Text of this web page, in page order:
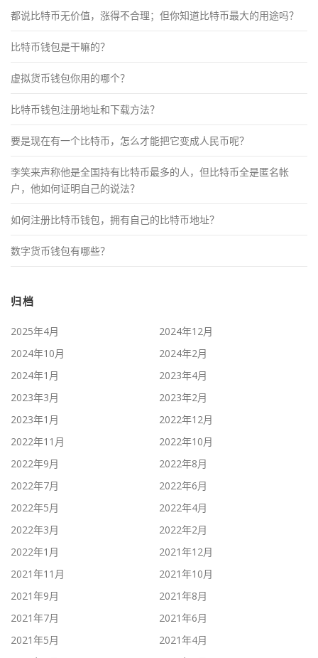
都说比特币无价值，涨得不合理；但你知道比特币最大的用途吗？
比特币钱包是干嘛的？
虚拟货币钱包你用的哪个？
比特币钱包注册地址和下载方法？
要是现在有一个比特币，怎么才能把它变成人民币呢？
李笑来声称他是全国持有比特币最多的人，但比特币全是匿名帐
户，他如何证明自己的说法？
如何注册比特币钱包，拥有自己的比特币地址？
数字货币钱包有哪些？
归档
2025年4月
2024年12月
2024年10月
2024年2月
2024年1月
2023年4月
2023年3月
2023年2月
2023年1月
2022年12月
2022年11月
2022年10月
2022年9月
2022年8月
2022年7月
2022年6月
2022年5月
2022年4月
2022年3月
2022年2月
2022年1月
2021年12月
2021年11月
2021年10月
2021年9月
2021年8月
2021年7月
2021年6月
2021年5月
2021年4月